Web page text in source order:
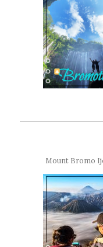
Mount Bromo